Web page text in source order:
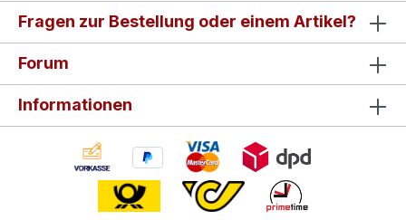
Fragen zur Bestellung oder einem Artikel?
Forum
Informationen